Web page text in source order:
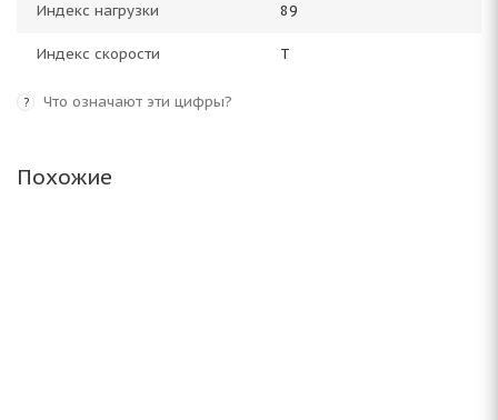
Индекс нагрузки 89
Индекс скорости T
? Что означают эти цифры?
Похожие